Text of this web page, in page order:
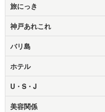
旅にっき
神戸あれこれ
バリ島
ホテル
U・S・J
美容関係